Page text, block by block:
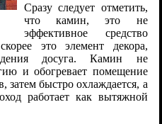
Сразу следует отметить,
что камин, это не
эффективное средство
это элемент декора,
досуга. Камин не
и обогревает помещение
затем быстро охлаждается, а
работает как вытяжной